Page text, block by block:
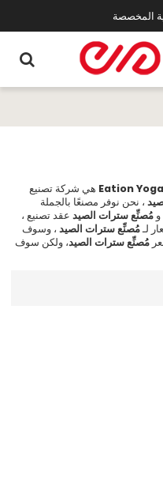
المخصصة
Eation هي شركة تصنيع
، نحن نوفر مصنعًا بالجملة
ومُصنِّع سترات الصيد عقد تصنيع ،
لـمُصنِّع سترات الصيد ، وسوف
مُصنِّع سترات الصيد، ولكن سوف